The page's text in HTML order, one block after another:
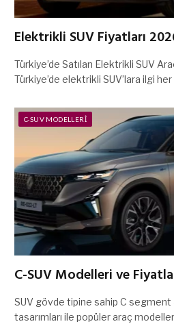
Elektrikli SUV Fiyatları
Türkiye’de Satılan Elektrikli SUV
Türkiye’de elektrikli SUV’lara ilgi
C-SUV MODELLERI
C-SUV Modelleri ve
SUV gövde tipine sahip C segment
tasarımları ile popüler araç